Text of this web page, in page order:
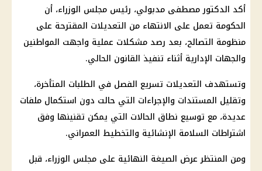
أكد الدكتور مصطفى مدبولي، رئيس مجلس الوزراء، أن
الحكومة تعمل على الانتهاء من التعديلات المقترحة على
منظومة التصالح، بعد رصد مشكلات عملية واجهت المواطنين
والجهات الإدارية أثناء تنفيذ القانون الحالي.
وتستهدف التعديلات تسريع الفصل في الطلبات المتأخرة،
وتقليل المستندات والإجراءات التي حالت دون استكمال ملفات
عديدة، مع توسيع نطاق الحالات التي يمكن تقنينها وفق
اشتراطات السلامة الإنشائية والتخطيط العمراني.
ومن المنتظر عرض الصيغة النهائية على مجلس الوزراء، قبل